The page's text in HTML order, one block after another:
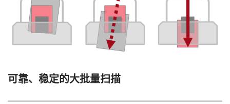
可靠、稳定的大批量扫描